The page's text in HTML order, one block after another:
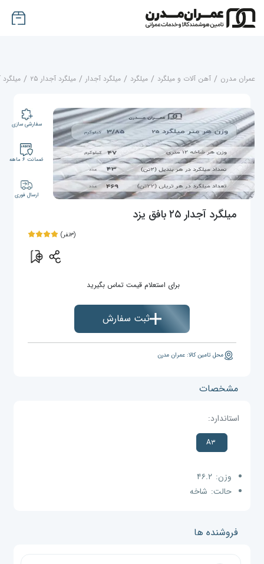
عمران مدرن / آهن آلات و میلگرد / میلگرد / میلگرد آجدار / میلگرد آجدار ۲۵ / میلگرد
سفارشی سازی
ضمانت ۶ ماهه
ارسال فوری
میلگرد آجدار ۲۵ بافق یزد
(۳نفر)
برای استعلام قیمت تماس بگیرید
ثبت سفارش
محل تامین کالا: عمران مدرن
مشخصات
استاندارد:
A۳
وزن: ۴۶.۲
حالت: شاخه
فروشنده ها